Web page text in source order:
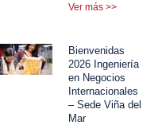
Ver más >>
Bienvenidas
2026 Ingeniería
en Negocios
Internacionales
– Sede Viña del
Mar